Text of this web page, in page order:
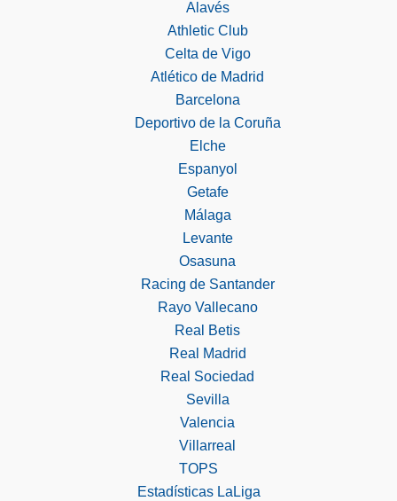
Alavés
Athletic Club
Celta de Vigo
Atlético de Madrid
Barcelona
Deportivo de la Coruña
Elche
Espanyol
Getafe
Málaga
Levante
Osasuna
Racing de Santander
Rayo Vallecano
Real Betis
Real Madrid
Real Sociedad
Sevilla
Valencia
Villarreal
TOPS
Estadísticas LaLiga